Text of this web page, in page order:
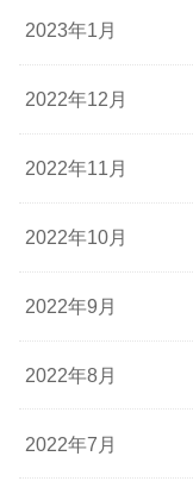
2023年1月
2022年12月
2022年11月
2022年10月
2022年9月
2022年8月
2022年7月